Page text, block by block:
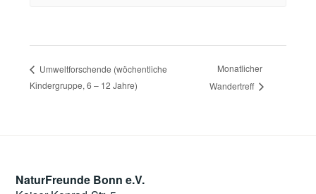
Umweltforschende (wöchentliche
Kindergruppe, 6 – 12 Jahre)
Monatlicher
Wandertreff
NaturFreunde Bonn e.V.